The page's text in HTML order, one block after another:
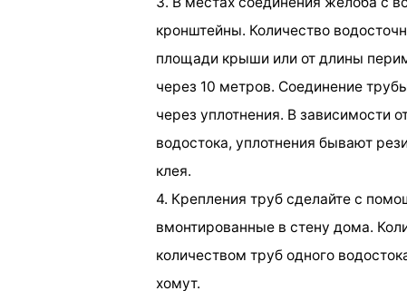
кронштейны. Количество
площади крыши или от длины
через 10 метров. Соединение
через уплотнения. В зависимости
водостока, уплотнения бывают
клея.
4. Крепления труб сделайте с
вмонтированные в стену дома.
количеством труб одного
хомут.